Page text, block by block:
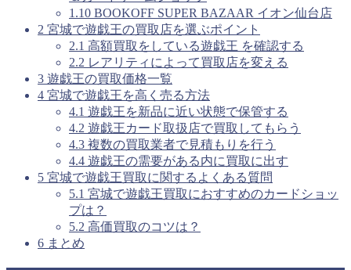
1.10 BOOKOFF SUPER BAZAAR イオン仙台店
2 宮城で遊戯王の買取店を選ぶポイント
2.1 高額買取をしている遊戯王 を確認する
2.2 レアリティによって買取店を変える
3 遊戯王の買取価格一覧
4 宮城で遊戯王を高く売る方法
4.1 遊戯王を新品に近い状態で保管する
4.2 遊戯王カード取扱店で買取してもらう
4.3 複数の買取業者で見積もりを行う
4.4 遊戯王の需要がある内に買取に出す
5 宮城で遊戯王買取に関するよくある質問
5.1 宮城で遊戯王買取におすすめのカードショッ
プは？
5.2 高価買取のコツは？
6 まとめ